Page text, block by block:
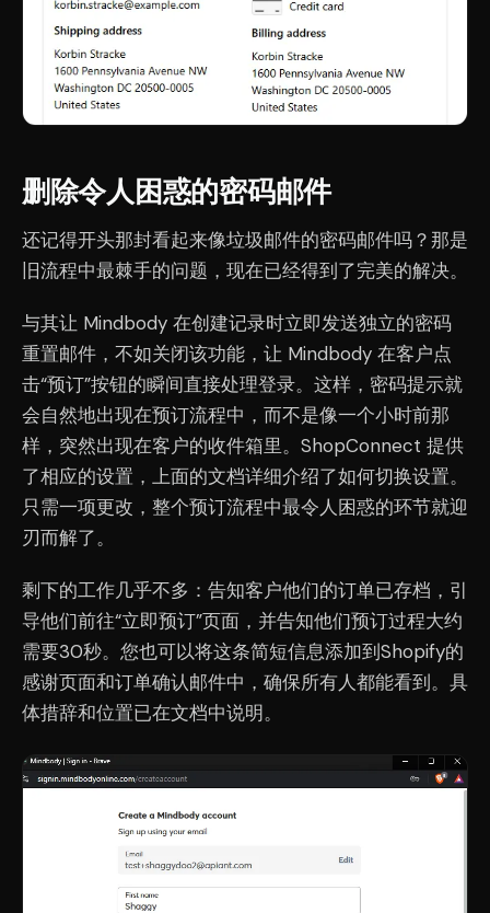
删除令人困惑的密码邮件
还记得开头那封看起来像垃圾邮件的密码邮件吗？那是
旧流程中最棘手的问题，现在已经得到了完美的解决。
与其让 Mindbody 在创建记录时立即发送独立的密码
重置邮件，不如关闭该功能，让 Mindbody 在客户点
击“预订”按钮的瞬间直接处理登录。这样，密码提示就
会自然地出现在预订流程中，而不是像一个小时前那
样，突然出现在客户的收件箱里。ShopConnect 提供
了相应的设置，上面的文档详细介绍了如何切换设置。
只需一项更改，整个预订流程中最令人困惑的环节就迎
刃而解了。
剩下的工作几乎不多：告知客户他们的订单已存档，引
导他们前往“立即预订”页面，并告知他们预订过程大约
需要30秒。您也可以将这条简短信息添加到Shopify的
感谢页面和订单确认邮件中，确保所有人都能看到。具
体措辞和位置已在文档中说明。